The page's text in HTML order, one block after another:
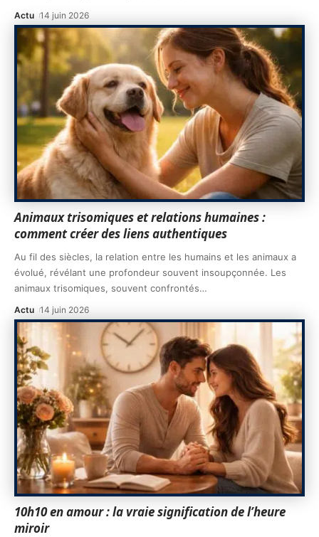
Actu 14 juin 2026
Animaux trisomiques et relations humaines :
comment créer des liens authentiques
Au fil des siècles, la relation entre les humains et les animaux a
évolué, révélant une profondeur souvent insoupçonnée. Les
animaux trisomiques, souvent confrontés…
Actu 14 juin 2026
10h10 en amour : la vraie signification de l’heure
miroir